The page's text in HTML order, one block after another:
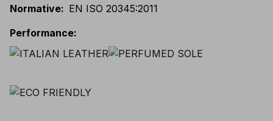
Normative: EN ISO 20345:2011
Performance: